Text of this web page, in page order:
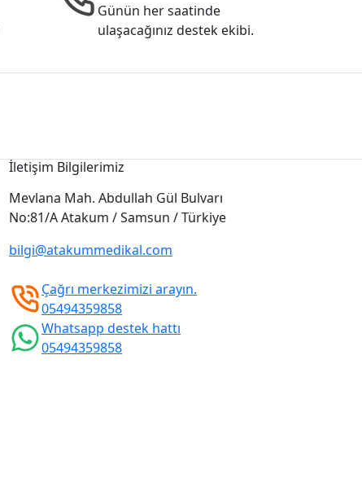
Günün her saatinde
ulaşacağınız destek ekibi.
İletişim Bilgilerimiz
Mevlana Mah. Abdullah Gül Bulvarı
No:81/A Atakum / Samsun / Türkiye
bilgi@atakummedikal.com
Çağrı merkezimizi arayın.
05494359858
Whatsapp destek hattı
05494359858